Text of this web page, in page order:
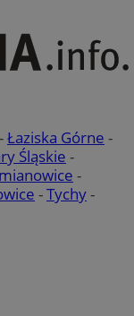
-Łaziska Górne -
Śląskie -
-
-Tychy-